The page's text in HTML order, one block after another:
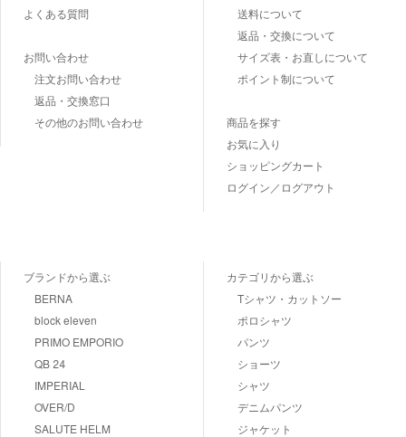
よくある質問
お問い合わせ
注文お問い合わせ
返品・交換窓口
その他のお問い合わせ
送料について
返品・交換について
サイズ表・お直しについて
ポイント制について
商品を探す
お気に入り
ショッピングカート
ログイン／ログアウト
ブランドから選ぶ
BERNA
block eleven
PRIMO EMPORIO
QB 24
IMPERIAL
OVER/D
SALUTE HELM
カテゴリから選ぶ
Tシャツ・カットソー
ポロシャツ
パンツ
ショーツ
シャツ
デニムパンツ
ジャケット